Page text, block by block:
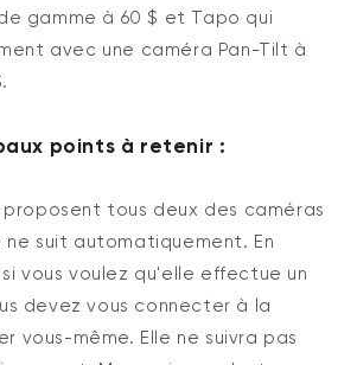
gamme à 60 $ et Tapo qui
avec une caméra Pan-Tilt à
points à retenir :
tous deux des caméras
ne suit automatiquement. En
vous voulez qu'elle effectue un
devez vous connecter à la
vous-même. Elle ne suivra pas